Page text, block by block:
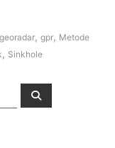
georadar, gpr, Metode
, Sinkhole
Search